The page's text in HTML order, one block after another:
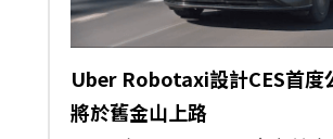
Uber Robotaxi設計CES首度
將於舊金山上路